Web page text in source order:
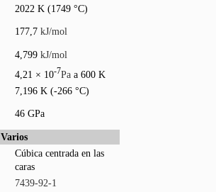
2022 K (1749 °C)
177,7 kJ/mol
4,799 kJ/mol
4,21 × 10-7Pa a 600 K
7,196 K (-266 °C)
46 GPa
Varios
Cúbica centrada en las
caras
7439-92-1